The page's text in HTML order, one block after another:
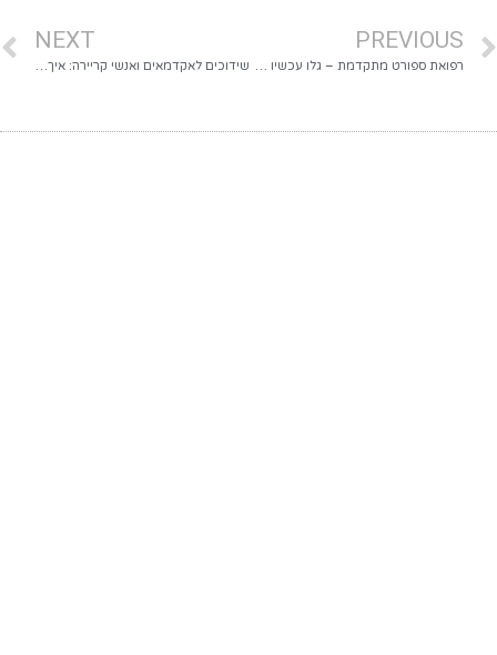
PREVIOUS
רפואת ספורט מתקדמת – גלו עכשיו את הפתרונות שישנו לכם את המשחק
NEXT
שידוכים לאקדמאים ואנשי קריירה: איך למצוא בן או בת זוג שמבינים את העולם שלך?